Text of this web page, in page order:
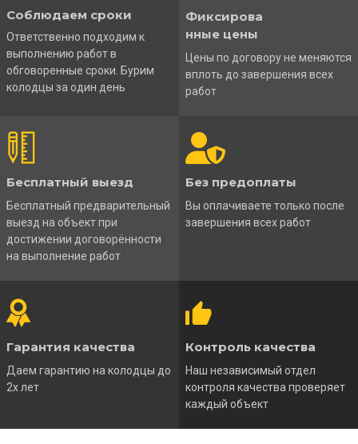
Соблюдаем сроки
Ответственно подходим к
выполнению работ в
обговоренные сроки. Бурим
колодцы за один день
Фиксирова
нные цены
Цены по договору не меняются
вплоть до завершения всех
работ
Бесплатный выезд
Бесплатный предварительный
выезд на объект при
достижении договорённости
на выполнение работ
Без предоплаты
Вы оплачиваете только после
завершения всех работ
Гарантия качества
Даем гарантию на колодцы до
2х лет
Контроль качества
Наш независимый отдел
контроля качества проверяет
каждый объект